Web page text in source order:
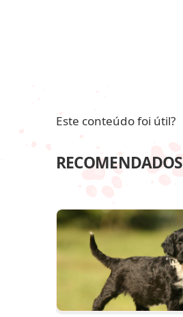
Este conteúdo foi útil?
RECOMENDADOS